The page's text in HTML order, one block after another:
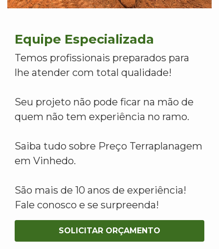
Equipe Especializada
Temos profissionais preparados para
lhe atender com total qualidade!
Seu projeto não pode ficar na mão de
quem não tem experiência no ramo.
Saiba tudo sobre Preço Terraplanagem
em Vinhedo.
São mais de 10 anos de experiência!
Fale conosco e se surpreenda!
SOLICITAR ORÇAMENTO